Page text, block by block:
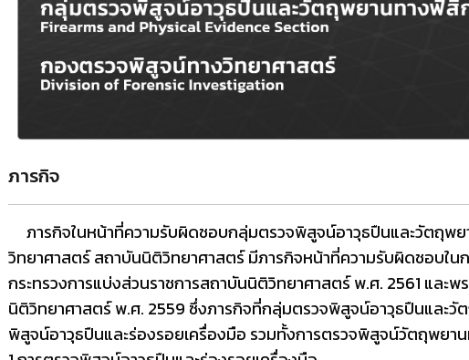
ภารกิจ
ภารกิจในหน้าที่ความรับผิดชอบกลุ่มตรวจพิสูจน์อาวุธปืนและวัตถุพ
วิทยาศาสตร์ สถาบันนิติวิทยาศาสตร์ มีภารกิจหน้าที่ความรับผิดชอบใน
กระทรวงการแบ่งส่วนราชการสถาบันนิติวิทยาศาสตร์ พ.ศ. 2561 และพ
นิติวิทยาศาสตร์พ.ศ. 2559 ซึ่งภารกิจที่กลุ่มตรวจพิสูจน์อาวุธปืนและ
พิสูจน์อาวุธปืนและร่องรอยเครื่องมือ รวมทั้งการตรวจพิสูจน์วัตถุพยา